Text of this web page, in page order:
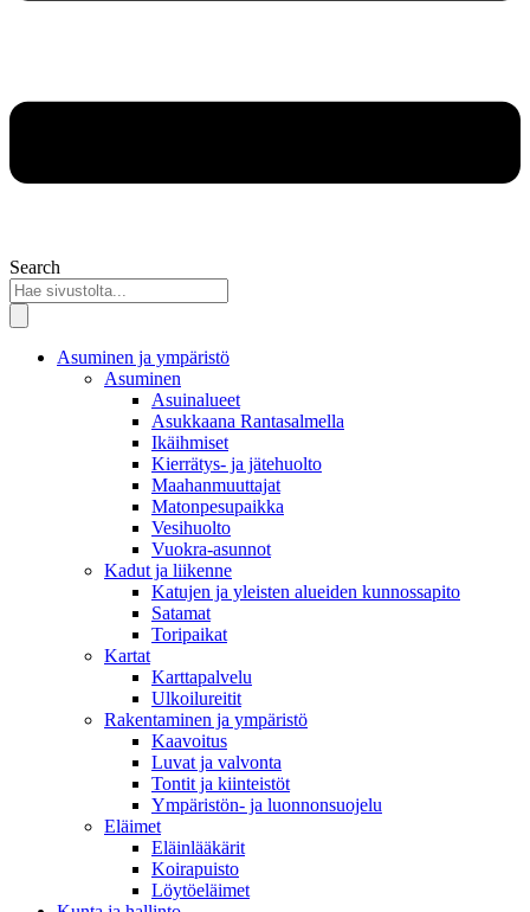
Search
Asuminen ja ympäristö
Asuminen
Asuinalueet
Asukkaana Rantasalmella
Ikäihmiset
Kierrätys- ja jätehuolto
Maahanmuuttajat
Matonpesupaikka
Vesihuolto
Vuokra-asunnot
Kadut ja liikenne
Katujen ja yleisten alueiden kunnossapito
Satamat
Toripaikat
Kartat
Karttapalvelu
Ulkoilureitit
Rakentaminen ja ympäristö
Kaavoitus
Luvat ja valvonta
Tontit ja kiinteistöt
Ympäristön- ja luonnonsuojelu
Eläimet
Eläinlääkärit
Koirapuisto
Löytöeläimet